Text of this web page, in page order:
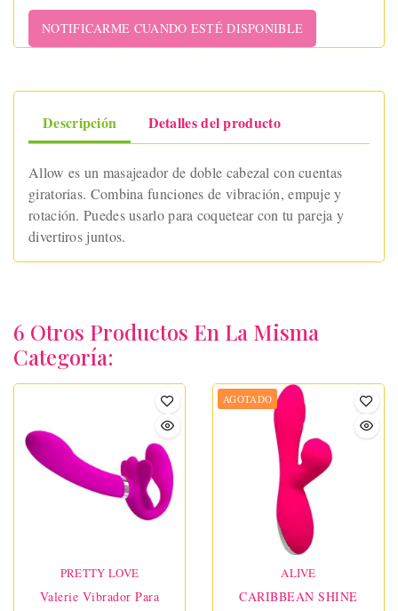
NOTIFICARME CUANDO ESTÉ DISPONIBLE
Descripción Detalles del producto
Allow es un masajeador de doble cabezal con cuentas
giratorias. Combina funciones de vibración, empuje y
rotación. Puedes usarlo para coquetear con tu pareja y
divertiros juntos.
6 Otros Productos En La Misma
Categoría:
PRETTY LOVE
Valerie Vibrador Para
AGOTADO
ALIVE
CARIBBEAN SHINE